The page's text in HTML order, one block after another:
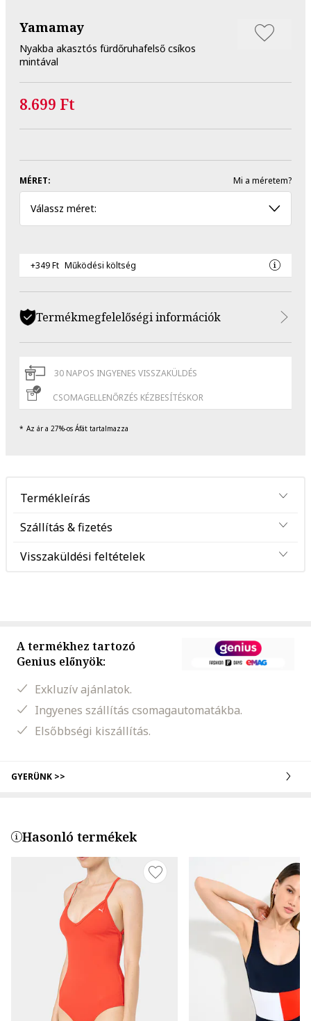
Yamamay
Nyakba akasztós fürdőruhafelső csíkos
mintával
8.699 Ft
MÉRET: Mi a méretem?
Válassz méret:
+349 Ft Működési költség
Termékmegfelelőségi információk
30 NAPOS INGYENES VISSZAKÜLDÉS
CSOMAGELLENŐRZÉS KÉZBESÍTÉSKOR
Az ár a 27%-os Áfát tartalmazza
Termékleírás
Szállítás & fizetés
Visszaküldési feltételek
A termékhez tartozó
Genius előnyök:
Exkluzív ajánlatok.
Ingyenes szállítás csomagautomatákba.
Elsőbbségi kiszállítás.
GYERÜNK >>
Hasonló termékek